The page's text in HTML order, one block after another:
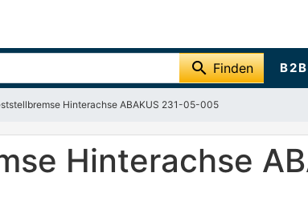
search Finden B2B
Hinterachse ABAKUS 231-05-005
Hinterachse